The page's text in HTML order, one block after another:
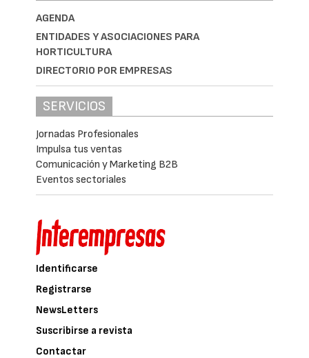
AGENDA
ENTIDADES Y ASOCIACIONES PARA
HORTICULTURA
DIRECTORIO POR EMPRESAS
SERVICIOS
Jornadas Profesionales
Impulsa tus ventas
Comunicación y Marketing B2B
Eventos sectoriales
Identificarse
Registrarse
NewsLetters
Suscribirse a revista
Contactar